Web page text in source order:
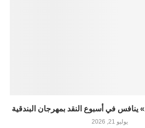
ينافس في أسبوع النقد بمهرجان البندقية
يوليو 21, 2026